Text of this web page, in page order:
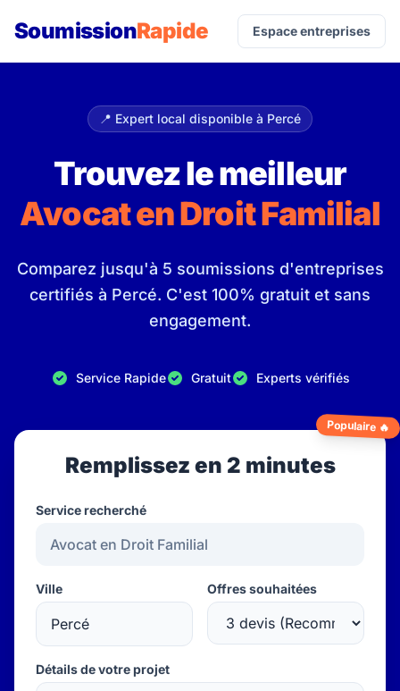
SoumissionRapide Espace entreprises
📍 Expert local disponible à Percé
Trouvez le meilleur
Avocat en Droit Familial
Comparez jusqu'à 5 soumissions d'entreprises
certifiés à Percé. C'est 100% gratuit et sans
engagement.
Service Rapide Gratuit Experts vérifiés
Populaire 🔥
Remplissez en 2 minutes
Service recherché
Ville Offres souhaitées
Détails de votre projet